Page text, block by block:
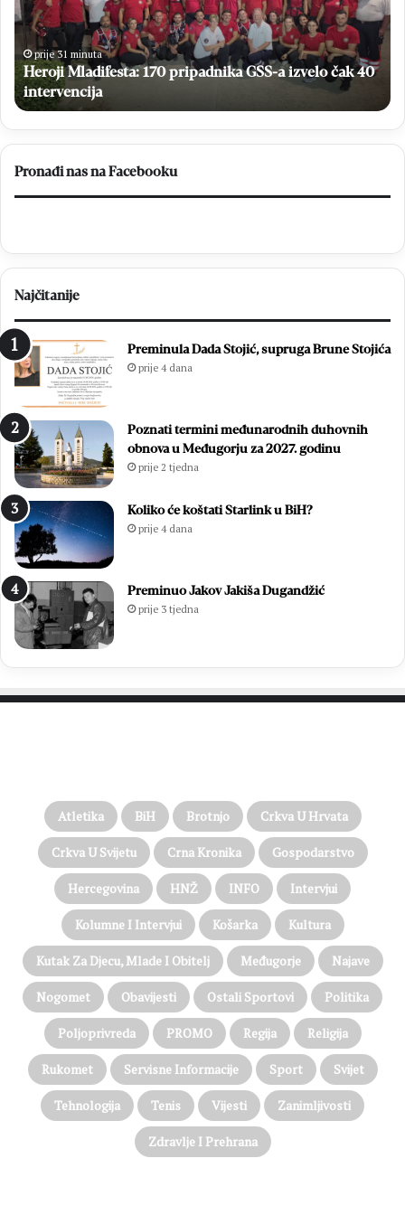
nakon
drame
svladala
Brazil
prije 50 minuta
Sjajan debi Ljubice Dugandžić: Hrvatska nakon drame
svladala Brazil
je
Pronađi nas na Facebooku
Najčitanije
Preminula Dada Stojić, supruga Brune Stojića
prije 4 dana
Poznati termini međunarodnih duhovnih
obnova u Međugorju za 2027. godinu
prije 2 tjedna
Koliko će koštati Starlink u BiH?
prije 4 dana
Preminuo Jakov Jakiša Dugandžić
prije 3 tjedna
Atletika BiH Brotnjo Crkva U Hrvata
Crkva U Svijetu Crna Kronika Gospodarstvo
Hercegovina HNŽ INFO Intervjui
Kolumne I Intervjui Košarka Kultura
Kutak Za Djecu, Mlade I Obitelj Međugorje Najave
Nogomet Obavijesti Ostali Sportovi Politika
Poljoprivreda PROMO Regija Religija
Rukomet Servisne Informacije Sport Svijet
Tehnologija Tenis Vijesti Zanimljivosti
Zdravlje I Prehrana